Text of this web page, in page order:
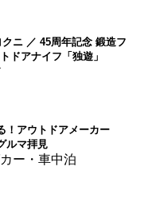
ニ ／ 45周年記念 鍛造フ
ドアナイフ「独遊」
！アウトドアメーカー
ルマ拝見
ー・車中泊